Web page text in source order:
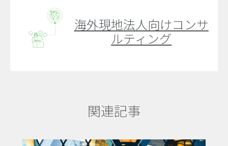
海外現地法人向けコンサ
ルティング
関連記事